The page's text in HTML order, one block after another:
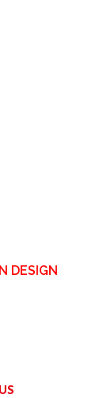
DESIGN